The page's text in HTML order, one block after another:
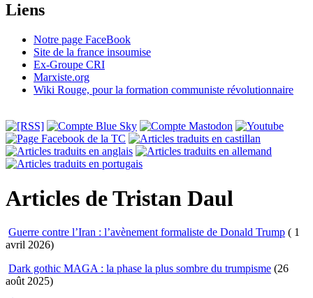
Liens
Notre page FaceBook
Site de la france insoumise
Ex-Groupe CRI
Marxiste.org
Wiki Rouge, pour la formation communiste révolutionnaire
Articles de Tristan Daul
Guerre contre l’Iran : l’avènement formaliste de Donald Trump ( 1
avril 2026)
Dark gothic MAGA : la phase la plus sombre du trumpisme (26
août 2025)